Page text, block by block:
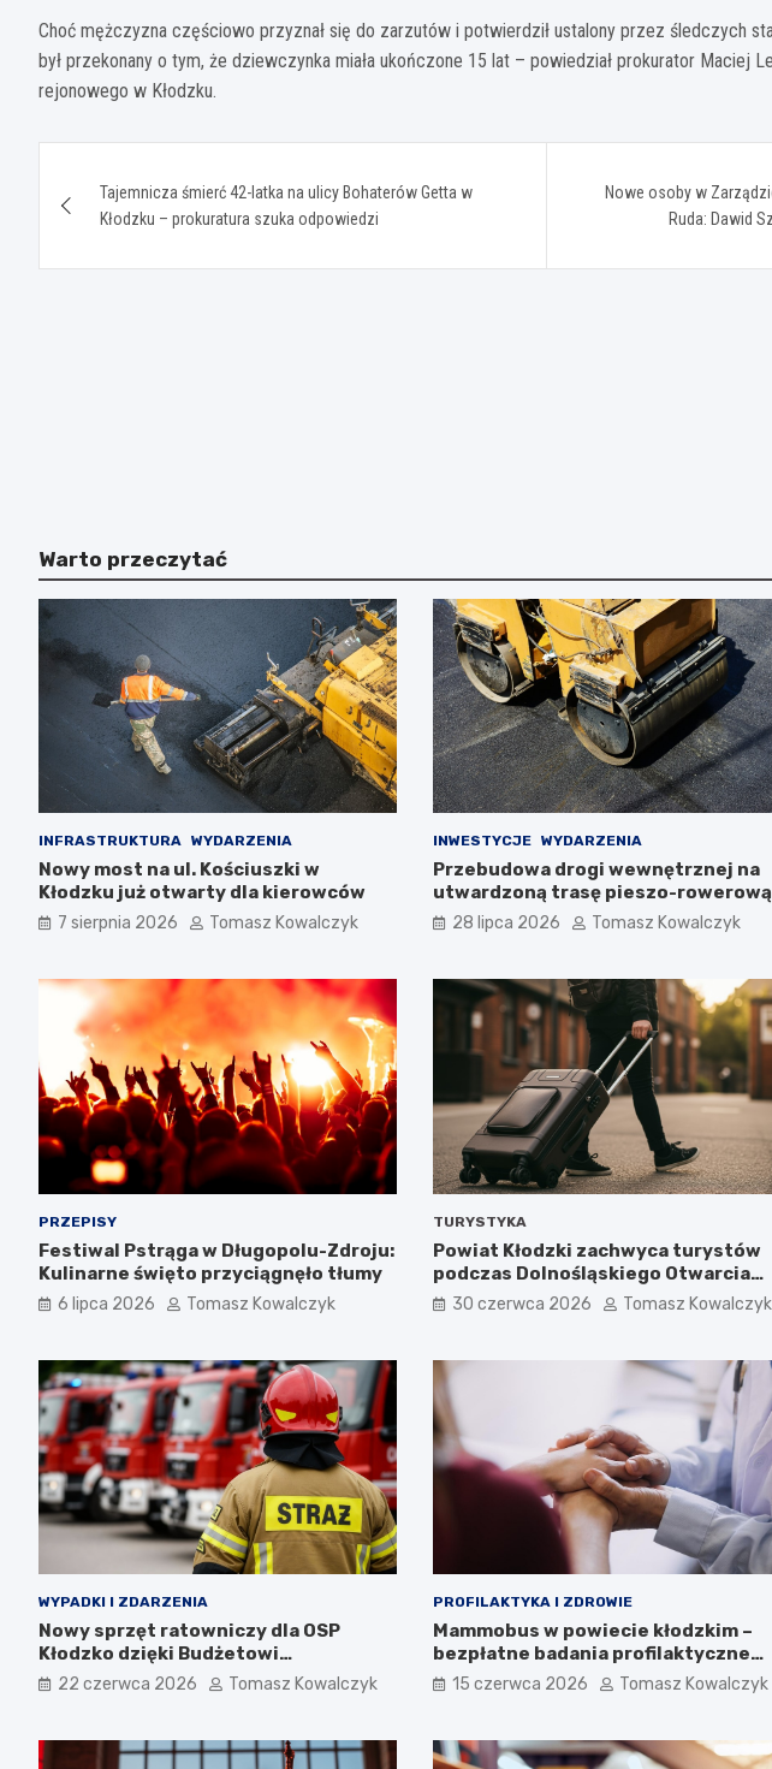
Choć mężczyzna częściowo przyznał się do zarzutów i potwierdził ustalony przez śledczych
był przekonany o tym, że dziewczynka miała ukończone 15 lat – powiedział prokurator Maciej
rejonowego w Kłodzku.
wpisu
Tajemnicza śmierć 42-latka na ulicy Bohaterów Getta w
Kłodzku – prokuratura szuka odpowiedzi
Nowe osoby w
Ruda: Dawid
Warto przeczytać
INFRASTRUKTURA WYDARZENIA
Nowy most na ul. Kościuszki w
Kłodzku już otwarty dla kierowców
7 sierpnia 2026 Tomasz Kowalczyk
INWESTYCJE WYDARZENIA
Przebudowa drogi wewnętrznej na
utwardzoną trasę pieszo-rowerową
w Polanicy-Zdroju
28 lipca 2026 Tomasz Kowalczyk
PRZEPISY
Festiwal Pstrąga w Długopolu-Zdroju:
Kulinarne święto przyciągnęło tłumy
6 lipca 2026 Tomasz Kowalczyk
TURYSTYKA
Powiat Kłodzki zachwyca turystów
podczas Dolnośląskiego Otwarcia
Wakacji
30 czerwca 2026 Tomasz Kowalczyk
WYPADKI I ZDARZENIA
Nowy sprzęt ratowniczy dla OSP
Kłodzko dzięki Budżetowi
Obywatelskiemu 2026
22 czerwca 2026 Tomasz Kowalczyk
PROFILAKTYKA I ZDROWIE
Mammobus w powiecie kłodzkim –
bezpłatne badania profilaktyczne
raka piersi
15 czerwca 2026 Tomasz Kowalczyk